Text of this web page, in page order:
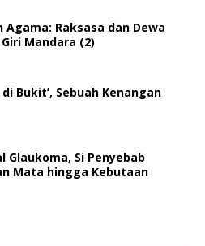
Agama: Raksasa dan Dewa
Mandara (2)
di Bukit’, Sebuah Kenangan
Glaukoma, Si Penyebab
Mata hingga Kebutaan